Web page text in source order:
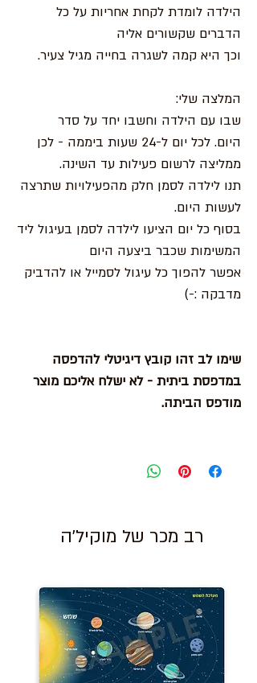
הילדה לומדת לקחת אחריות על כל
הדברים שקשורים אליה
וכך היא קמה לשגרה בחייה מגיל צעיר.
המלצה שלי:
שבו עם הילדה וחשבו יחד על סדר
היום. לכל יום ל-24 שעות ביממה - לכן
ממליצה לרשום פעילות עד השינה.
תנו לילדה לסמן חלק מהפעילויות שתרצה
לעשות היום.
בסוף כל יום הציעו לילדה לסמן בעיגול ליד
המשימות שכבר ביצעה היום
אפשר להפוך כל עיגול לסמייל או להדביק
מדבקה :-)
שימו לב זהו קובץ דיגיטלי להדפסה
במדפסת ביתית - לא ישלח אליכם מוצר
מודפס הביתה.
רב מכר של מוקיל'ה